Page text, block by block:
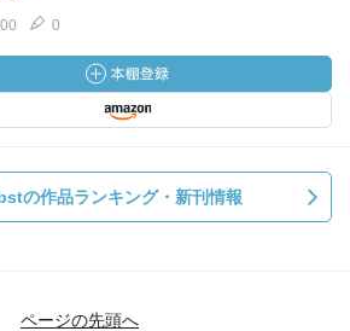
0
の作品ランキング・新刊情報
ページの先頭へ